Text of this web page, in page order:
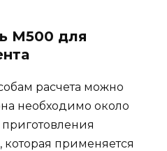
M500 для
расчета можно
необходимо около
применяется